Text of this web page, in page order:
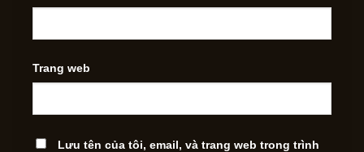
Trang web
Lưu tên của tôi, email, và trang web trong trình